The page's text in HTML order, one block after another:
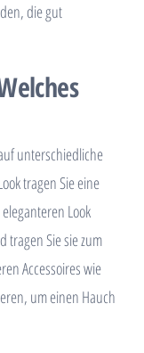
die gut
unterschiedliche
tragen Sie eine
Look
tragen Sie sie zum
Accessoires wie
um einen Hauch